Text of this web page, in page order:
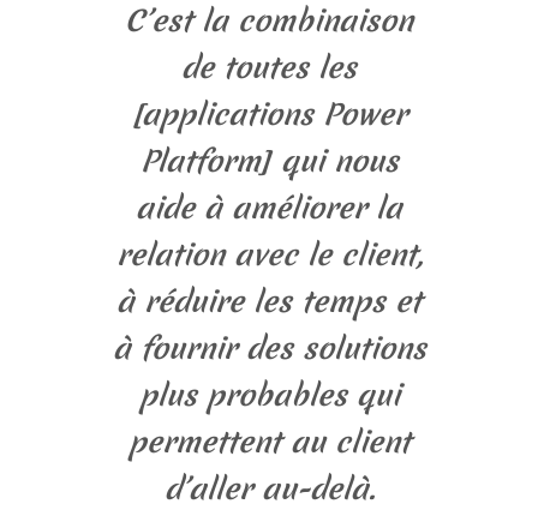
C’est la combinaison
de toutes les
[applications Power
Platform] qui nous
aide à améliorer la
relation avec le client,
à réduire les temps et
à fournir des solutions
plus probables qui
permettent au client
d’aller au-delà.